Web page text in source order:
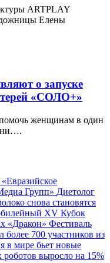
ARTPLAY
Елены
о запуске
«СОЛО+»
женщинам в один
Групп» Диетолог
снова становятся
XV Кубок
«Дракон» Фестиваль
700 участников из
в мире бьет новые
выросло на 15%